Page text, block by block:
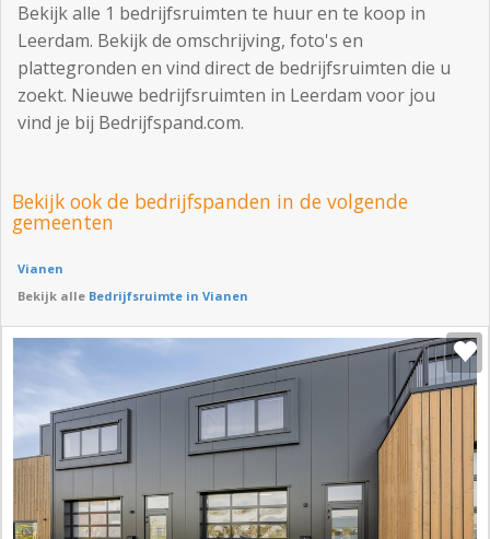
Login
Bekijk alle 1 bedrijfsruimten te huur en te koop in
Leerdam. Bekijk de omschrijving, foto's en
plattegronden en vind direct de bedrijfsruimten die u
zoekt. Nieuwe bedrijfsruimten in Leerdam voor jou
vind je bij Bedrijfspand.com.
Bekijk ook de bedrijfspanden in de volgende
gemeenten
Vianen
Bekijk alle Bedrijfsruimte in Vianen